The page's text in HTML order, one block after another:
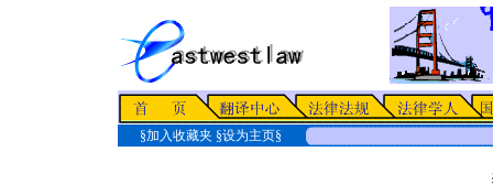
§加入收藏夹 §设为主页§